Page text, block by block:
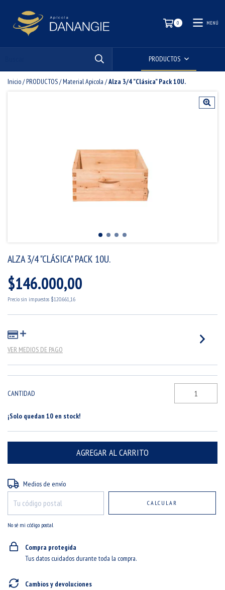
0 MENÚ
PRODUCTOS
Inicio/PRODUCTOS/Material Apicola /Alza 3/4 "Clásica" Pack 10U.
ALZA 3/4 "CLÁSICA" PACK 10U.
$146.000,00
Precio sin impuestos $120.661,16
VER MEDIOS DE PAGO
CANTIDAD
¡Solo quedan 10 en stock!
Entregas para el CP:
Medios de envío
CALCULAR
No sé mi código postal
Compra protegida
Tus datos cuidados durante toda la compra.
Cambios y devoluciones